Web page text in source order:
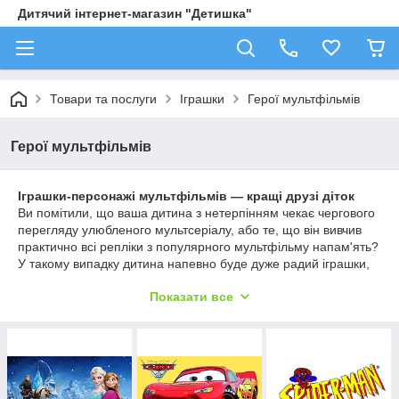
Дитячий інтернет-магазин "Детишка"
Товари та послуги Іграшки Герої мультфільмів
Герої мультфільмів
Іграшки-персонажі мультфільмів — кращі друзі діток
Ви помітили, що ваша дитина з нетерпінням чекає чергового
перегляду улюбленого мультсеріалу, або те, що він вивчив
практично всі репліки з популярного мультфільму напам'ять?
У такому випадку дитина напевно буде дуже радий іграшки,
таких іграшок представлений в даному розділі інтернет-
Герої мультфільмів: іграшки на будь-який смак
Асортимент іграшок в нашому магазині вражає
різноманітністю. У нас ви знайдете відповідну продукцію для
Показати все